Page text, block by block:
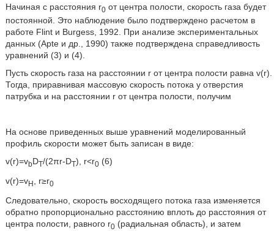
Начиная с расстояния r0от центра полости, скорость газа будет
постоянной. Это наблюдение было подтверждено расчетом в
работе Flint и Burgess, 1992. При анализе экспериментальных
данных (Apte и др., 1990) также подтверждена справедливость
уравнений (3) и (4).
Пусть скорость газа на расстоянии r от центра полости равна v(r).
Тогда, приравнивая массовую скорость потока у отверстия
патрубка и на расстоянии r от центра полости, получим
На основе приведенных выше уравнений моделированный
профиль скорости может быть записан в виде:
v(r)=vbDT/(2πr-DT), r<r0(6)
v(r)=vH , r≥r0
Следовательно, скорость восходящего потока газа изменяется
обратно пропорционально расстоянию вплоть до расстояния от
центра полости, равного r0(радиальная область), и затем